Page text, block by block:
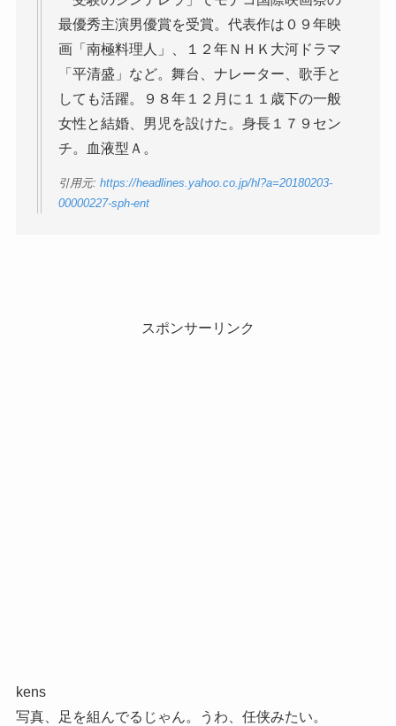
最優秀主演男優賞を受賞。代表作は０９年映
画「南極料理人」、１２年ＮＨＫ大河ドラマ
「平清盛」など。舞台、ナレーター、歌手と
しても活躍。９８年１２月に１１歳下の一般
女性と結婚、男児を設けた。身長１７９セン
チ。血液型Ａ。
引用元: https://headlines.yahoo.co.jp/hl?a=20180203-
00000227-sph-ent
スポンサーリンク
kens
写真、足を組んでるじゃん。うわ、任侠みたい。